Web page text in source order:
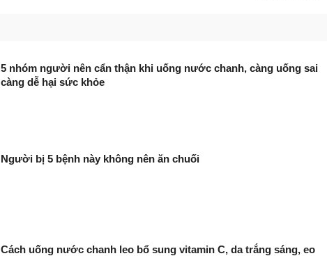
5 nhóm người nên cẩn thận khi uống nước chanh, càng uống sai
càng dễ hại sức khỏe
Người bị 5 bệnh này không nên ăn chuối
Cách uống nước chanh leo bổ sung vitamin C, da trắng sáng, eo